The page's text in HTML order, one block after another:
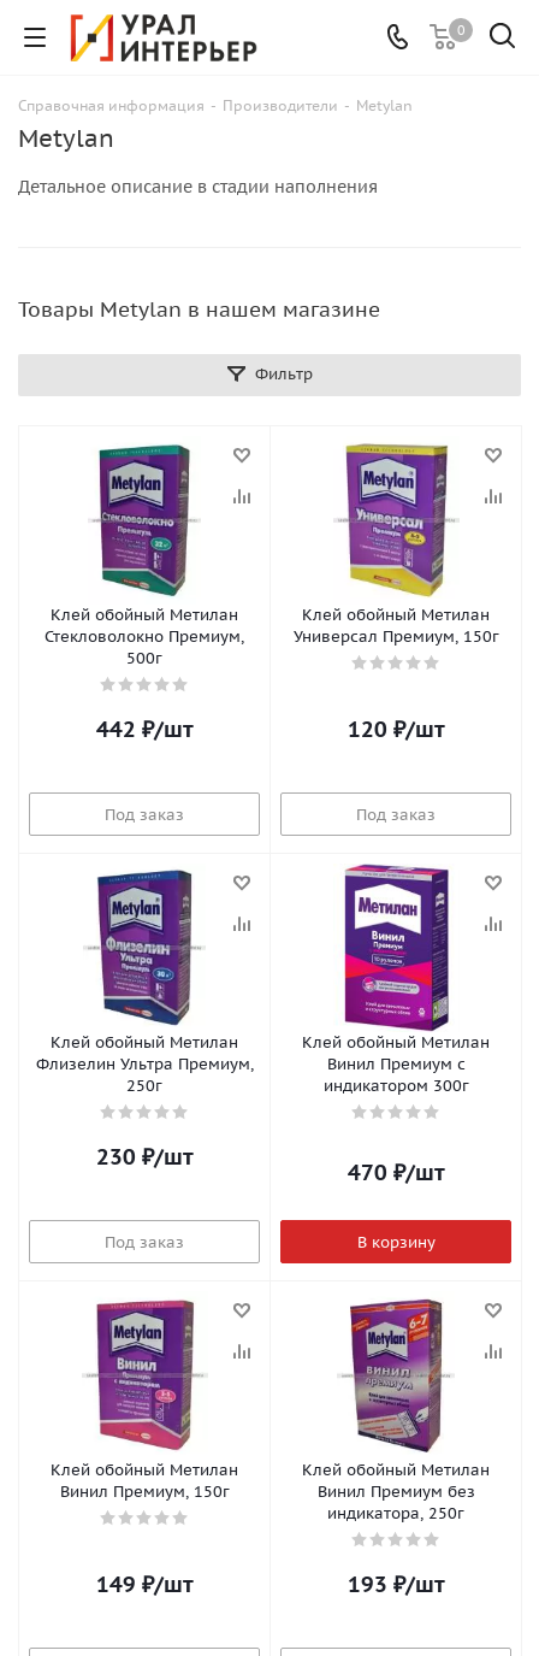
0
Справочная информация - Производители - Metylan
Metylan
Детальное описание в стадии наполнения
Товары Metylan в нашем магазине
Фильтр
Клей обойный Метилан
Стекловолокно Премиум,
500г
442 ₽/шт
Под заказ
Клей обойный Метилан
Универсал Премиум, 150г
120 ₽/шт
Под заказ
Клей обойный Метилан
Флизелин Ультра Премиум,
250г
230 ₽/шт
Под заказ
Клей обойный Метилан
Винил Премиум с
индикатором 300г
470 ₽/шт
В корзину
Клей обойный Метилан
Винил Премиум, 150г
149 ₽/шт
Клей обойный Метилан
Винил Премиум без
индикатора, 250г
193 ₽/шт